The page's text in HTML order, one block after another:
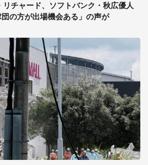
チャード、ソフトバンク・秋広優人
の方が出場機会ある」の声が